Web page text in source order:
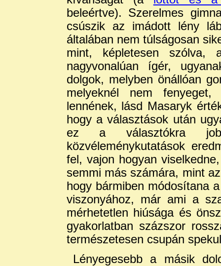
beleértve). Szerelmes
csúszik az imádott lény
általában nem túlságosan
mint, képletesen szólva,
nagyvonalúan ígér,
dolgok, melyben önállóan
melyeknél nem
lennének, lásd Masaryk
hogy a választások után
ez a választókra
közvéleménykutatások
fel, vajon hogyan
semmi más számára, mint
hogy bármiben módosítana
viszonyához, már ami a
mérhetetlen hiúsága és
gyakorlatban százszor
természetesen csupán
Lényegesebb a másik